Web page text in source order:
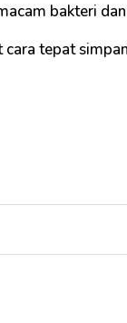
bakteri
tepat